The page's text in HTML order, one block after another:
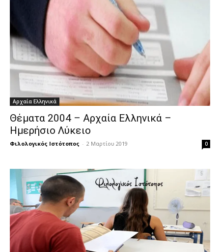
Αρχαία Ελληνικά
Θέματα 2004 – Αρχαία Ελληνικά –
Ημερήσιο Λύκειο
Φιλολογικός Ιστότοπος - 2 Μαρτίου 2019 0